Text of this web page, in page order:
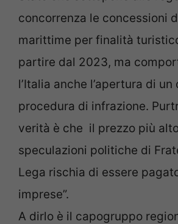
concorrenza le concessioni
marittime per finalità
partire dal 2023, ma
l’Italia anche l’apertura di un
procedura di infrazione.
verità è che il prezzo più
speculazioni politiche di
Lega rischia di essere
imprese”.
A dirlo è il capogruppo